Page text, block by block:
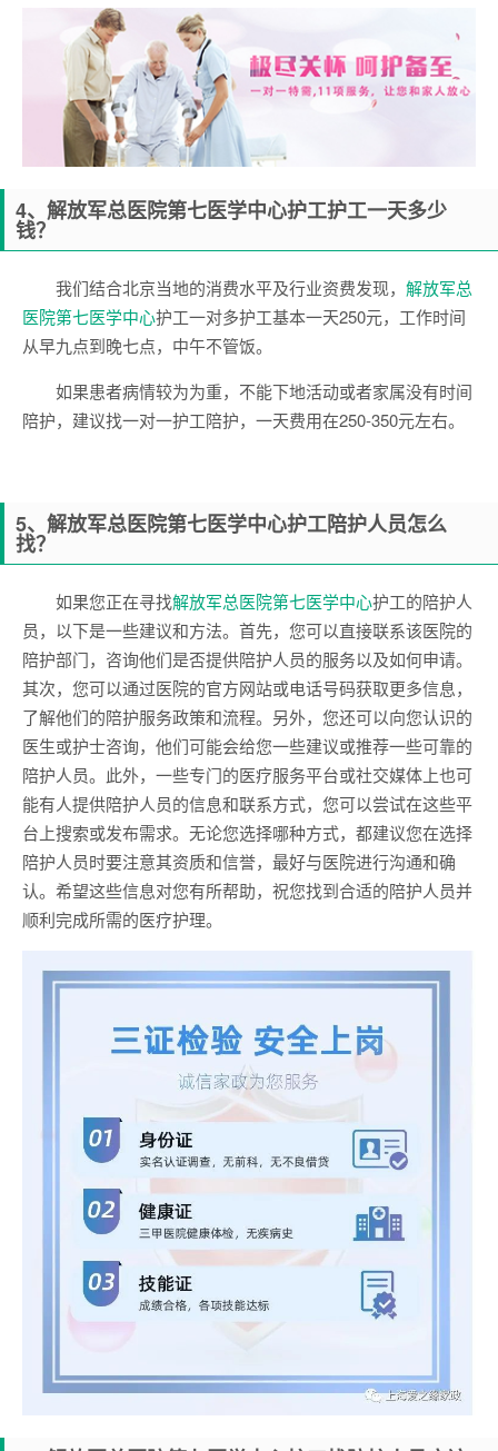
4、解放军总医院第七医学中心护工护工一天多少
钱？
我们结合北京当地的消费水平及行业资费发现， 解放军总
医院第七医学中心护工一对多护工基本一天250元，工作时间
从早九点到晚七点，中午不管饭。
如果患者病情较为为重，不能下地活动或者家属没有时间
陪护，建议找一对一护工陪护，一天费用在250-350元左右。
5、解放军总医院第七医学中心护工陪护人员怎么
找？
如果您正在寻找解放军总医院第七医学中心护工的陪护人
员，以下是一些建议和方法。首先，您可以直接联系该医院的
陪护部门，咨询他们是否提供陪护人员的服务以及如何申请。
其次，您可以通过医院的官方网站或电话号码获取更多信息，
了解他们的陪护服务政策和流程。另外，您还可以向您认识的
医生或护士咨询，他们可能会给您一些建议或推荐一些可靠的
陪护人员。此外，一些专门的医疗服务平台或社交媒体上也可
能有人提供陪护人员的信息和联系方式，您可以尝试在这些平
台上搜索或发布需求。无论您选择哪种方式，都建议您在选择
陪护人员时要注意其资质和信誉，最好与医院进行沟通和确
认。希望这些信息对您有所帮助，祝您找到合适的陪护人员并
顺利完成所需的医疗护理。